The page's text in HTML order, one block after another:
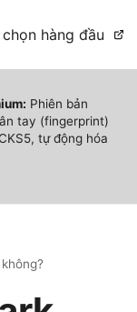
hàng đầu
Phiên bản
tay (fingerprint)
tự động hóa